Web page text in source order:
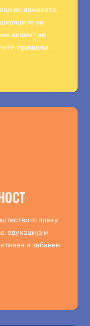
во државата,
на
акцент на
прашања.
акцент на
прашања.
преку
едукација и
и забавен
преку
и